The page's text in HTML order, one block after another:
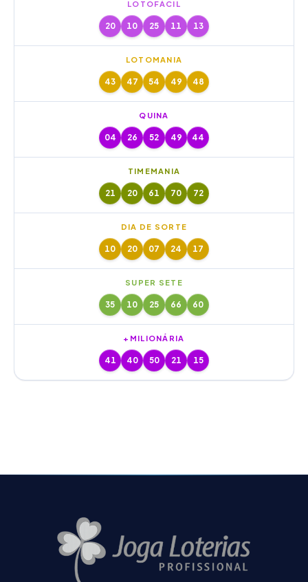
LOTOFÁCIL
20 10 25 11 13
LOTOMANIA
43 47 54 49 48
QUINA
04 26 52 49 44
TIMEMANIA
21 20 61 70 72
DIA DE SORTE
10 20 07 24 17
SUPER SETE
35 10 25 66 60
+MILIONÁRIA
41 40 50 21 15